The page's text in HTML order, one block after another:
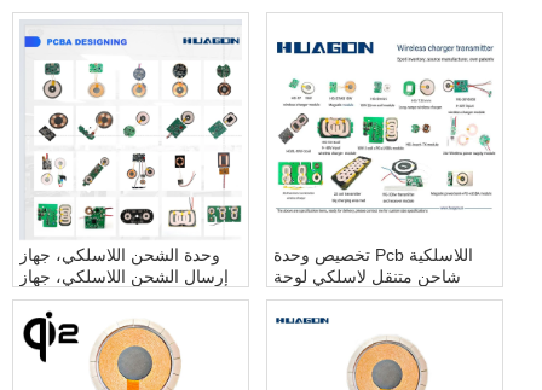
وحدة الشحن اللاسلكي، جهاز
إرسال الشحن اللاسلكي، جهاز
استقبال الشحن اللاسلكي
تخصيص وحدة Pcb اللاسلكية
شاحن متنقل لاسلكي لوحة
دوائر كهربائية وحدة شحن Pcb
اللاسلكية